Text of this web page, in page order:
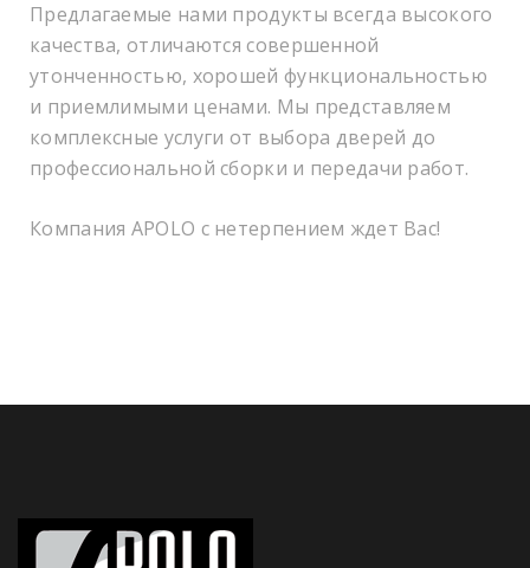
Предлагаемые нами продукты всегда высокого
качества, отличаются совершенной
утонченностью, хорошей функциональностью
и приемлимыми ценами. Мы представляем
комплексные услуги от выбора дверей до
профессиональной сборки и передачи работ.
Компания APOLO с нетерпением ждет Вас!